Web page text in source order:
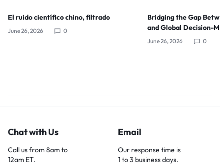
El ruido científico chino, filtrado
June 26, 2026 0
Bridging the Gap
and Global Decision-
June 26, 2026 0
Chat with Us
Call us from 8am to
12am ET.
Email
Our response time is
1 to 3 business days.